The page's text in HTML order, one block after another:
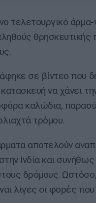
τελετουργικό
σε βίντεο που
να χάνει
καλώδια,
τρόμου.
αποτελούν
Ινδία και
δρόμους.
λίγες οι φορές